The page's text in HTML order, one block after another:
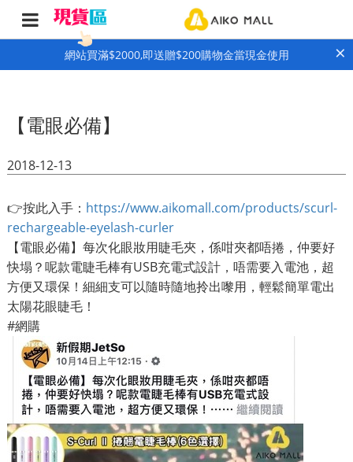
網站買滿$2000,即送贈$200購物金當現金使用 ×
【電眼必備】
2018-12-13
👉按此入手： https://www.aikomall.com/products/scurl-
rechargeable-eyelash-curler
【電眼必備】每次化眼妝用睫毛夾，係咁夾都唔捲，仲要好
快塌？呢款電睫毛棒有USB充電式設計，唔需要入電池，超
方便又環保！細細支可以隨時隨地拎出嚟用，輕鬆簡單電出
太陽花眼睫毛！
#網購